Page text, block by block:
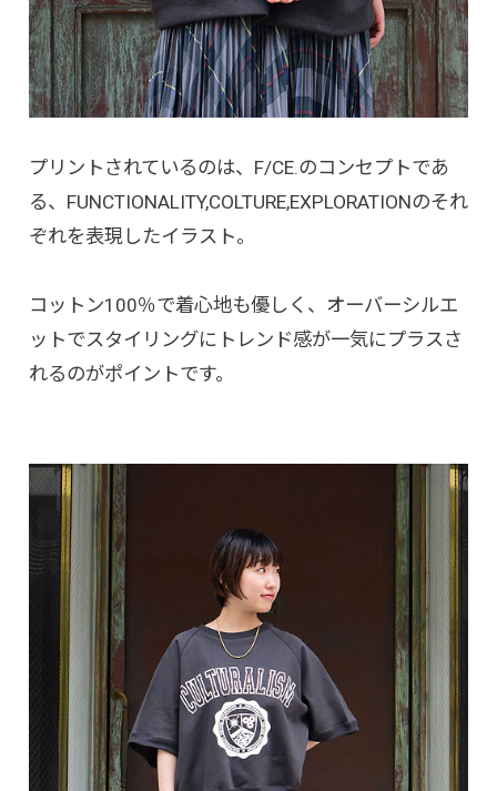
プリントされているのは、F/CE.のコンセプトであ
る、FUNCTIONALITY,COLTURE,EXPLORATIONのそれ
ぞれを表現したイラスト。
コットン100％で着心地も優しく、オーバーシルエ
ットでスタイリングにトレンド感が一気にプラスさ
れるのがポイントです。